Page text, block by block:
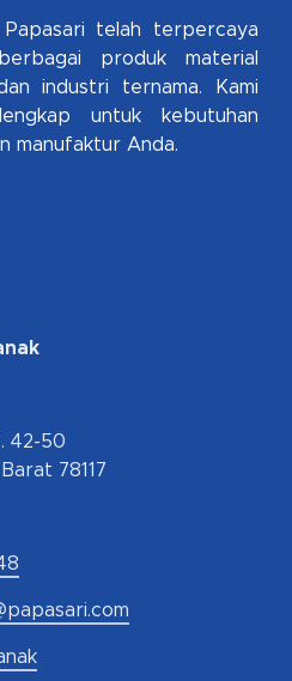
telah terpercaya
produk material
industri ternama. Kami
untuk kebutuhan
manufaktur Anda.
42-50
78117